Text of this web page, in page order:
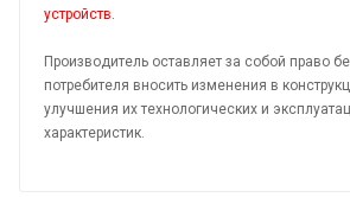
устройств.
Производитель оставляет за собой право
потребителя вносить изменения в
улучшения их технологических и
характеристик.